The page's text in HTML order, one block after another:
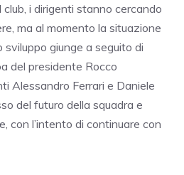
i dirigenti stanno cercando
ma al momento la situazione
giunge a seguito di
del presidente Rocco
Alessandro Ferrari e Daniele
del futuro della squadra e
con l’intento di continuare con